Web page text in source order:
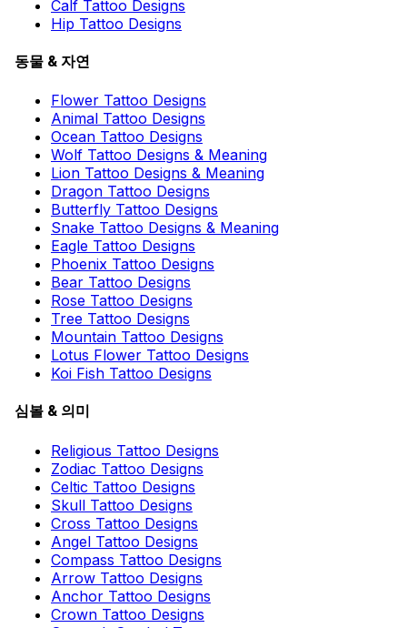
Calf Tattoo Designs
Hip Tattoo Designs
동물 & 자연
Flower Tattoo Designs
Animal Tattoo Designs
Ocean Tattoo Designs
Wolf Tattoo Designs & Meaning
Lion Tattoo Designs & Meaning
Dragon Tattoo Designs
Butterfly Tattoo Designs
Snake Tattoo Designs & Meaning
Eagle Tattoo Designs
Phoenix Tattoo Designs
Bear Tattoo Designs
Rose Tattoo Designs
Tree Tattoo Designs
Mountain Tattoo Designs
Lotus Flower Tattoo Designs
Koi Fish Tattoo Designs
심볼 & 의미
Religious Tattoo Designs
Zodiac Tattoo Designs
Celtic Tattoo Designs
Skull Tattoo Designs
Cross Tattoo Designs
Angel Tattoo Designs
Compass Tattoo Designs
Arrow Tattoo Designs
Anchor Tattoo Designs
Crown Tattoo Designs